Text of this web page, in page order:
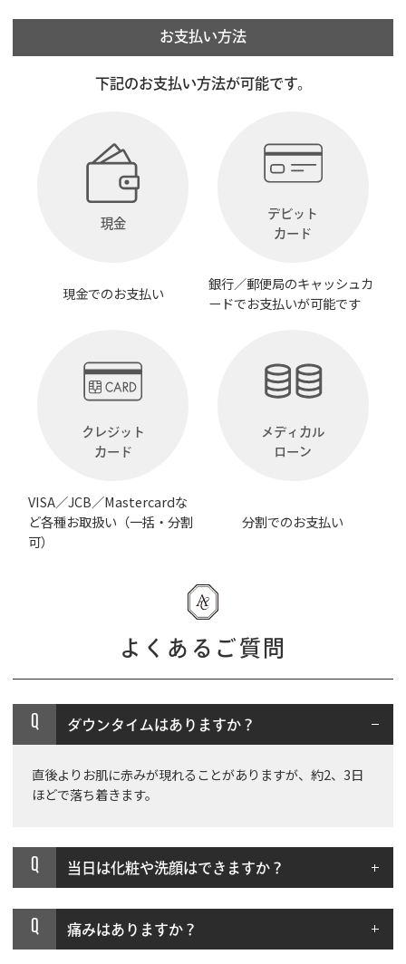
お支払い方法
下記のお支払い方法が可能です。
現金
現金でのお支払い
デビット
カード
銀行／郵便局のキャッシュカ
ードでお支払いが可能です
クレジット
カード
VISA／JCB／Mastercardな
ど各種お取扱い（一括・分割
可）
メディカル
ローン
分割でのお支払い
よくあるご質問
Q ダウンタイムはありますか？
直後よりお肌に赤みが現れることがありますが、約2、3日
ほどで落ち着きます。
Q 当日は化粧や洗顔はできますか？
Q 痛みはありますか？